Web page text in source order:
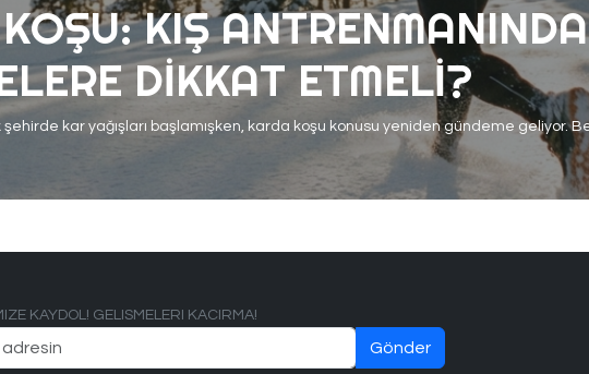
KIŞ ANTRENMANINDA
DIKKAT ETMELI?
KAYDOL! GELISMELERI KACIRMA!